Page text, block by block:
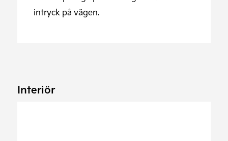
intryck på vägen.
Interiör